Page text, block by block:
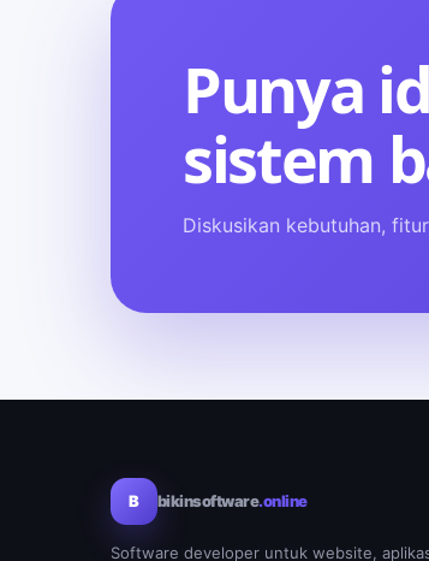
Punya
sistem
Diskusikan kebutuhan,
B bikinsoftware.online
Software developer untuk website,